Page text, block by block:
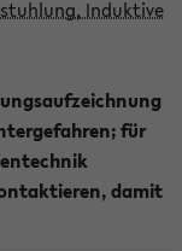
Induktive
für
damit